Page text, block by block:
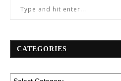
CATEGORIES